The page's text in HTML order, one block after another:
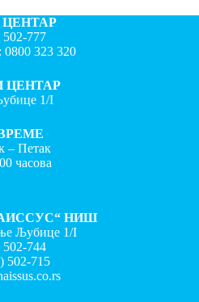
502-777
0800 323 320
1/I
– Петак
часова
НИШ
Љубице 1/I
502-744
502-715